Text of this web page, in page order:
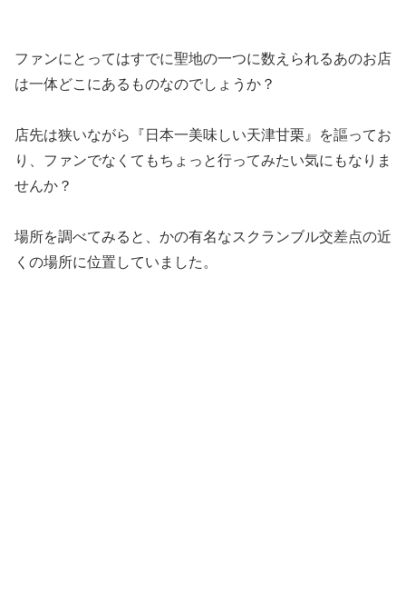
ファンにとってはすでに聖地の一つに数えられるあのお店
は一体どこにあるものなのでしょうか？
店先は狭いながら『日本一美味しい天津甘栗』を謳ってお
り、ファンでなくてもちょっと行ってみたい気にもなりま
せんか？
場所を調べてみると、かの有名なスクランブル交差点の近
くの場所に位置していました。